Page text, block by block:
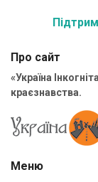
Про сайт
«Україна
краєзнавства.
Меню